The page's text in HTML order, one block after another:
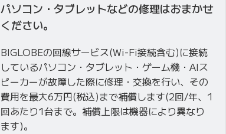
パソコン・タブレットなどの修理はおまかせ
ください。
BIGLOBEの回線サービス(Wi-Fi接続含む)に接続
しているパソコン・タブレット・ゲーム機・AIス
ピーカーが故障した際に修理・交換を行い、その
費用を最大6万円(税込)まで補償します(2回/年、1
回あたり1台まで。補償上限は機器により異なり
ます)。